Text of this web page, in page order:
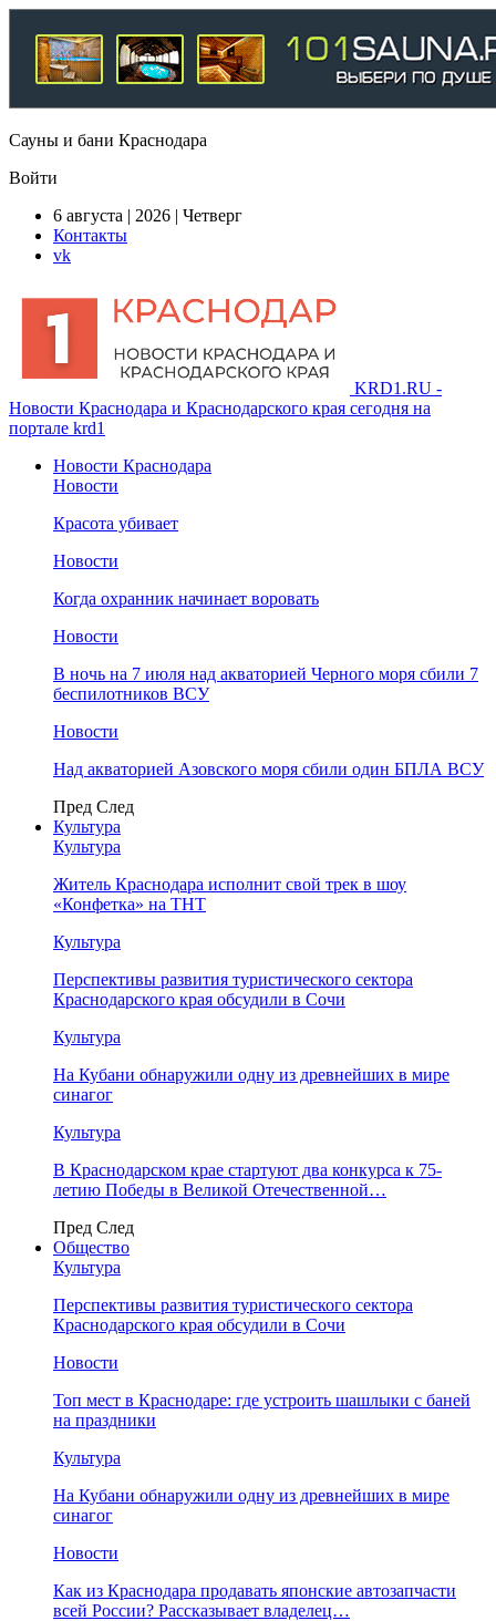
Сауны и бани Краснодара
Войти
6 августа | 2026 | Четверг
Контакты
vk
KRD1.RU -
Новости Краснодара и Краснодарского края сегодня на
портале krd1
Новости Краснодара
Новости
Красота убивает
Новости
Когда охранник начинает воровать
Новости
В ночь на 7 июля над акваторией Черного моря сбили 7
беспилотников ВСУ
Новости
Над акваторией Азовского моря сбили один БПЛА ВСУ
Пред След
Культура
Культура
Житель Краснодара исполнит свой трек в шоу
«Конфетка» на ТНТ
Культура
Перспективы развития туристического сектора
Краснодарского края обсудили в Сочи
Культура
На Кубани обнаружили одну из древнейших в мире
синагог
Культура
В Краснодарском крае стартуют два конкурса к 75-
летию Победы в Великой Отечественной…
Пред След
Общество
Культура
Перспективы развития туристического сектора
Краснодарского края обсудили в Сочи
Новости
Топ мест в Краснодаре: где устроить шашлыки с баней
на праздники
Культура
На Кубани обнаружили одну из древнейших в мире
синагог
Новости
Как из Краснодара продавать японские автозапчасти
всей России? Рассказывает владелец…